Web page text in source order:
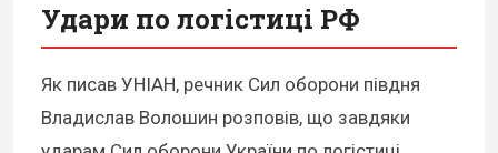
Удари по логістиці РФ
Як писав УНІАН, речник Сил оборони півдня
Владислав Волошин розповів, що завдяки